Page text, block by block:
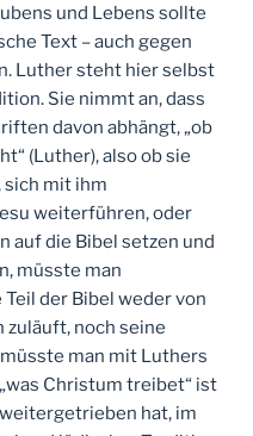
und Lebens sollte
Text – auch gegen
Luther steht hier selbst
Sie nimmt an, dass
davon abhängt, „ob
(Luther), also ob sie
sich mit ihm
weiterführen, oder
auf die Bibel setzen und
müsste man
der Bibel weder von
zuläuft, noch seine
man mit Luthers
Christum treibet“ ist
hat, im